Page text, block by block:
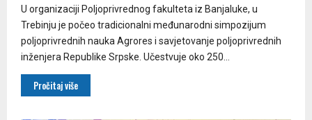
U organizaciji Poljoprivrednog fakulteta iz Banjaluke, u
Trebinju je počeo tradicionalni međunarodni simpozijum
poljoprivrednih nauka Agrores i savjetovanje poljoprivrednih
inženjera Republike Srpske. Učestvuje oko 250...
Pročitaj više